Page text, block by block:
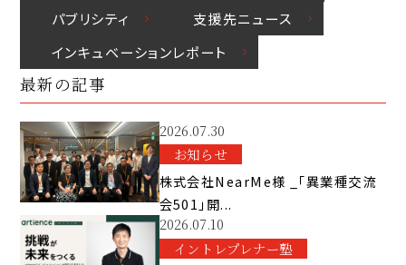
パブリシティ
⽀援先ニュース
インキュベーションレポート
最新の記事
2026.07.30
お知らせ
株式会社NearMe様 _「異業種交流
会501」開...
2026.07.10
イントレプレナー塾